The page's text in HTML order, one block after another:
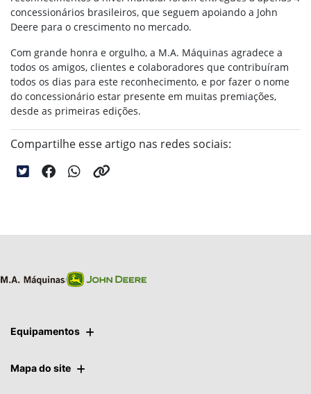
concessionários brasileiros, que seguem apoiando a John
Deere para o crescimento no mercado.
Com grande honra e orgulho, a M.A. Máquinas agradece a
todos os amigos, clientes e colaboradores que contribuíram
todos os dias para este reconhecimento, e por fazer o nome
do concessionário estar presente em muitas premiações,
desde as primeiras edições.
Compartilhe esse artigo nas redes sociais:
Equipamentos
Mapa do site